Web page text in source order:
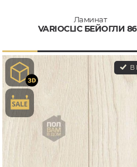
Ламинат
VARIOCLIC БЕЙОГЛИ
В